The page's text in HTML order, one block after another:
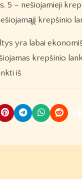
5 – nešiojamieji
krepšinio
yra labai
krepšinio
iš